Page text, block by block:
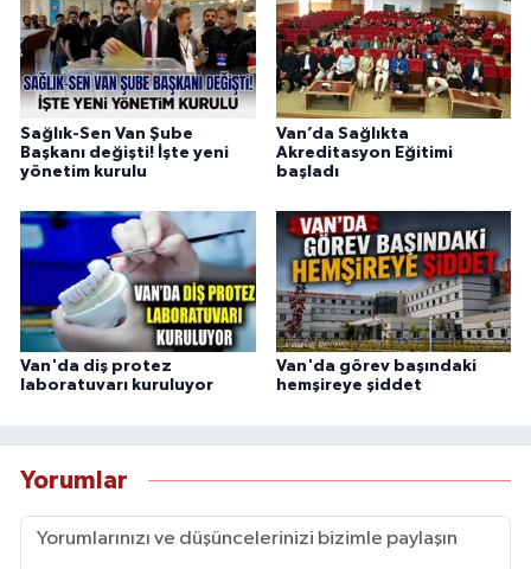
Sağlık-Sen Van Şube
Başkanı değişti! İşte yeni
yönetim kurulu
Van’da Sağlıkta
Akreditasyon Eğitimi
başladı
Van'da diş protez
laboratuvarı kuruluyor
Van'da görev başındaki
hemşireye şiddet
Yorumlar